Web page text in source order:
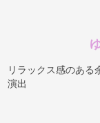
リラックス感のある
演出